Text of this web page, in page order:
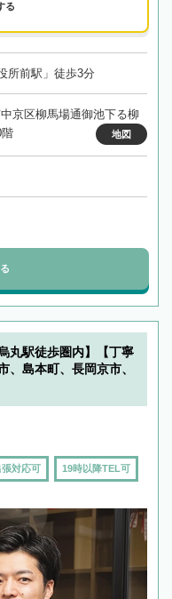
る
所前駅」徒歩3分
京区柳馬場通御池下る柳
地図
丸駅徒歩圏内】【丁寧
、島本町、長岡京市、
対応可 19時以降TEL可